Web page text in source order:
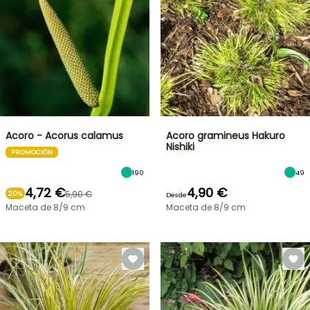
Acoro - Acorus calamus
PROMOCIÓN
190
20% 4,72 €5,90 €
Maceta de 8/9 cm
Acoro gramineus Hakuro
Nishiki
49
Desde4,90 €
Maceta de 8/9 cm